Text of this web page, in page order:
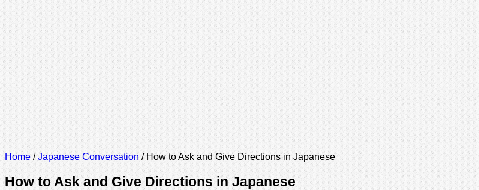
Home / Japanese Conversation / How to Ask and Give Directions in Japanese
How to Ask and Give Directions in Japanese